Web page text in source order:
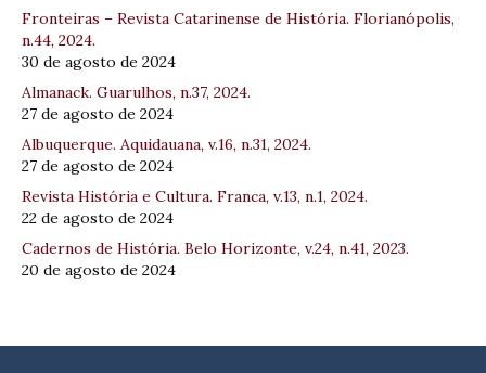
Fronteiras – Revista Catarinense de História. Florianópolis,
n.44, 2024.
30 de agosto de 2024
Almanack. Guarulhos, n.37, 2024.
27 de agosto de 2024
Albuquerque. Aquidauana, v.16, n.31, 2024.
27 de agosto de 2024
Revista História e Cultura. Franca, v.13, n.1, 2024.
22 de agosto de 2024
Cadernos de História. Belo Horizonte, v.24, n.41, 2023.
20 de agosto de 2024